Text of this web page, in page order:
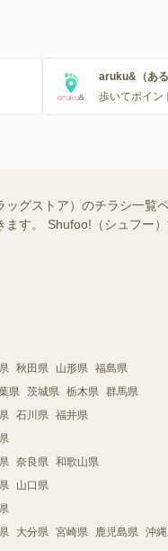
aruku&（ある
歩いてポイン
グストア）のチラシ一
す。 Shufoo!（シュフー
秋田県 山形県 福島県
県 茨城県 栃木県 群馬県
石川県 福井県
奈良県 和歌山県
山口県
大分県 宮崎県 鹿児島県 沖